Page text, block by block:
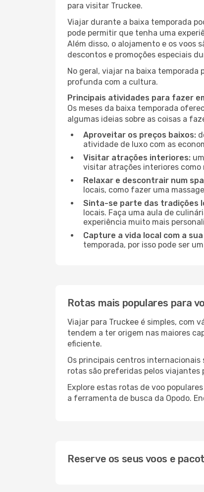
para visitar Truckee.
Viajar durante a baixa temporada
pode permitir que tenha uma
Além disso, o alojamento e os voos
descontos e promoções especiais
No geral, viajar na baixa
profunda com a cultura.
Principais atividades para fazer
Os meses da baixa temporada
algumas ideias sobre as coisas a
Aproveitar os preços baixos:
atividade de luxo com as
Visitar atrações interiores:
visitar atrações interiores
Relaxar e descontrair num
locais, como fazer uma
Sinta-se parte das tradições
locais. Faça uma aula de
experiência muito mais
Capture a vida local com a
temporada, por isso pode ser
Rotas mais populares para
Viajar para Truckee é simples, com
tendem a ter origem nas maiores
eficiente.
Os principais centros
rotas são preferidas pelos
Explore estas rotas de voo
a ferramenta de busca da Opodo.
Reserve os seus voos e